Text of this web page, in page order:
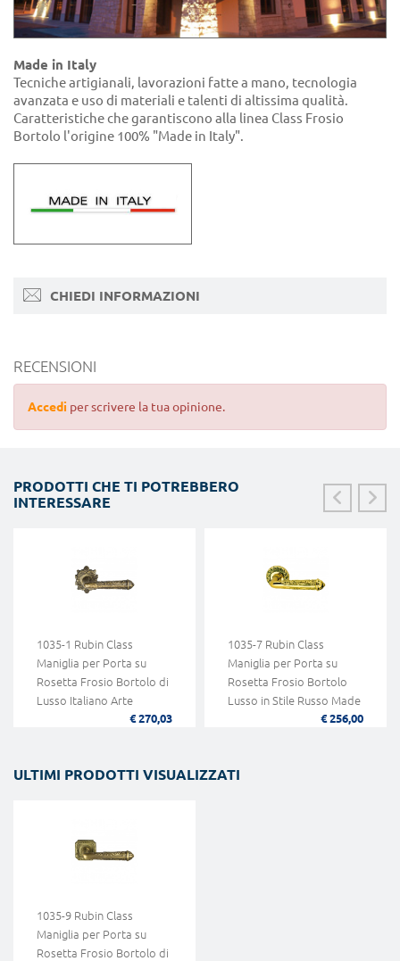
Made in Italy
Tecniche artigianali, lavorazioni fatte a mano, tecnologia
avanzata e uso di materiali e talenti di altissima qualità.
Caratteristiche che garantiscono alla linea Class Frosio
Bortolo l'origine 100% "Made in Italy".
CHIEDI INFORMAZIONI
RECENSIONI
Accedi per scrivere la tua opinione.
PRODOTTI CHE TI POTREBBERO
INTERESSARE
1035-1 Rubin Class
Maniglia per Porta su
Rosetta Frosio Bortolo di
Lusso Italiano Arte
€ 270,03
1035-7 Rubin Class
Maniglia per Porta su
Rosetta Frosio Bortolo
Lusso in Stile Russo Made
€ 256,00
ULTIMI PRODOTTI VISUALIZZATI
1035-9 Rubin Class
Maniglia per Porta su
Rosetta Frosio Bortolo di